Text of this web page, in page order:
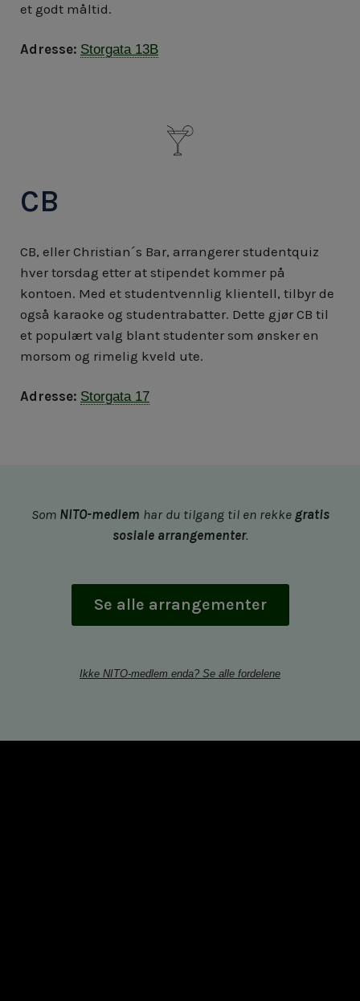
et godt måltid.
Adresse: Storgata 13B
CB
CB, eller Christian´s Bar, arrangerer studentquiz
hver torsdag etter at stipendet kommer på
kontoen. Med et studentvennlig klientell, tilbyr de
også karaoke og studentrabatter. Dette gjør CB til
et populært valg blant studenter som ønsker en
morsom og rimelig kveld ute.
Adresse: Storgata 17
Som NITO-medlem har du tilgang til en rekke gratis
sosiale arrangementer.
Se alle arrangementer
Ikke NITO-medlem enda? Se alle fordelene